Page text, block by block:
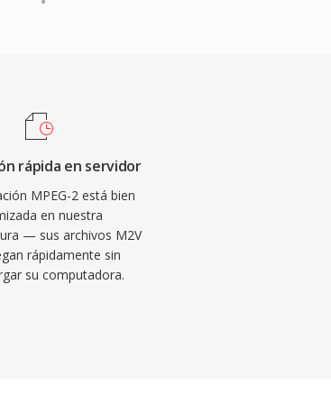
rápida en servidor
MPEG-2 está bien
en nuestra
— sus archivos M2V
rápidamente sin
su computadora.